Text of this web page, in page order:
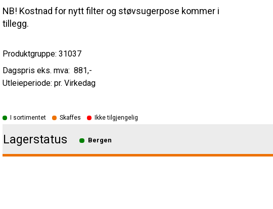
NB! Kostnad for nytt filter og støvsugerpose kommer i
tillegg.
Produktgruppe: 31037
881,-
Utleieperiode: pr. Virkedag
I sortimentet Skaffes Ikke tilgjengelig
Lagerstatus Bergen